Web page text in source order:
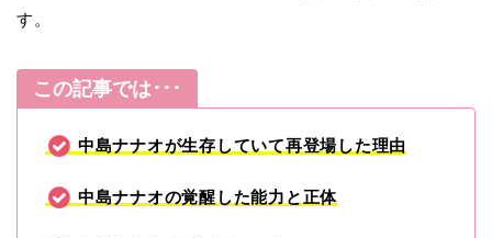
す。
この記事では･･･
中島ナナオが生存していて再登場した理由
中島ナナオの覚醒した能力と正体